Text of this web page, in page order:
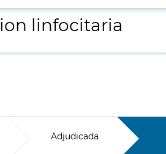
linfocitaria
Adjudicada